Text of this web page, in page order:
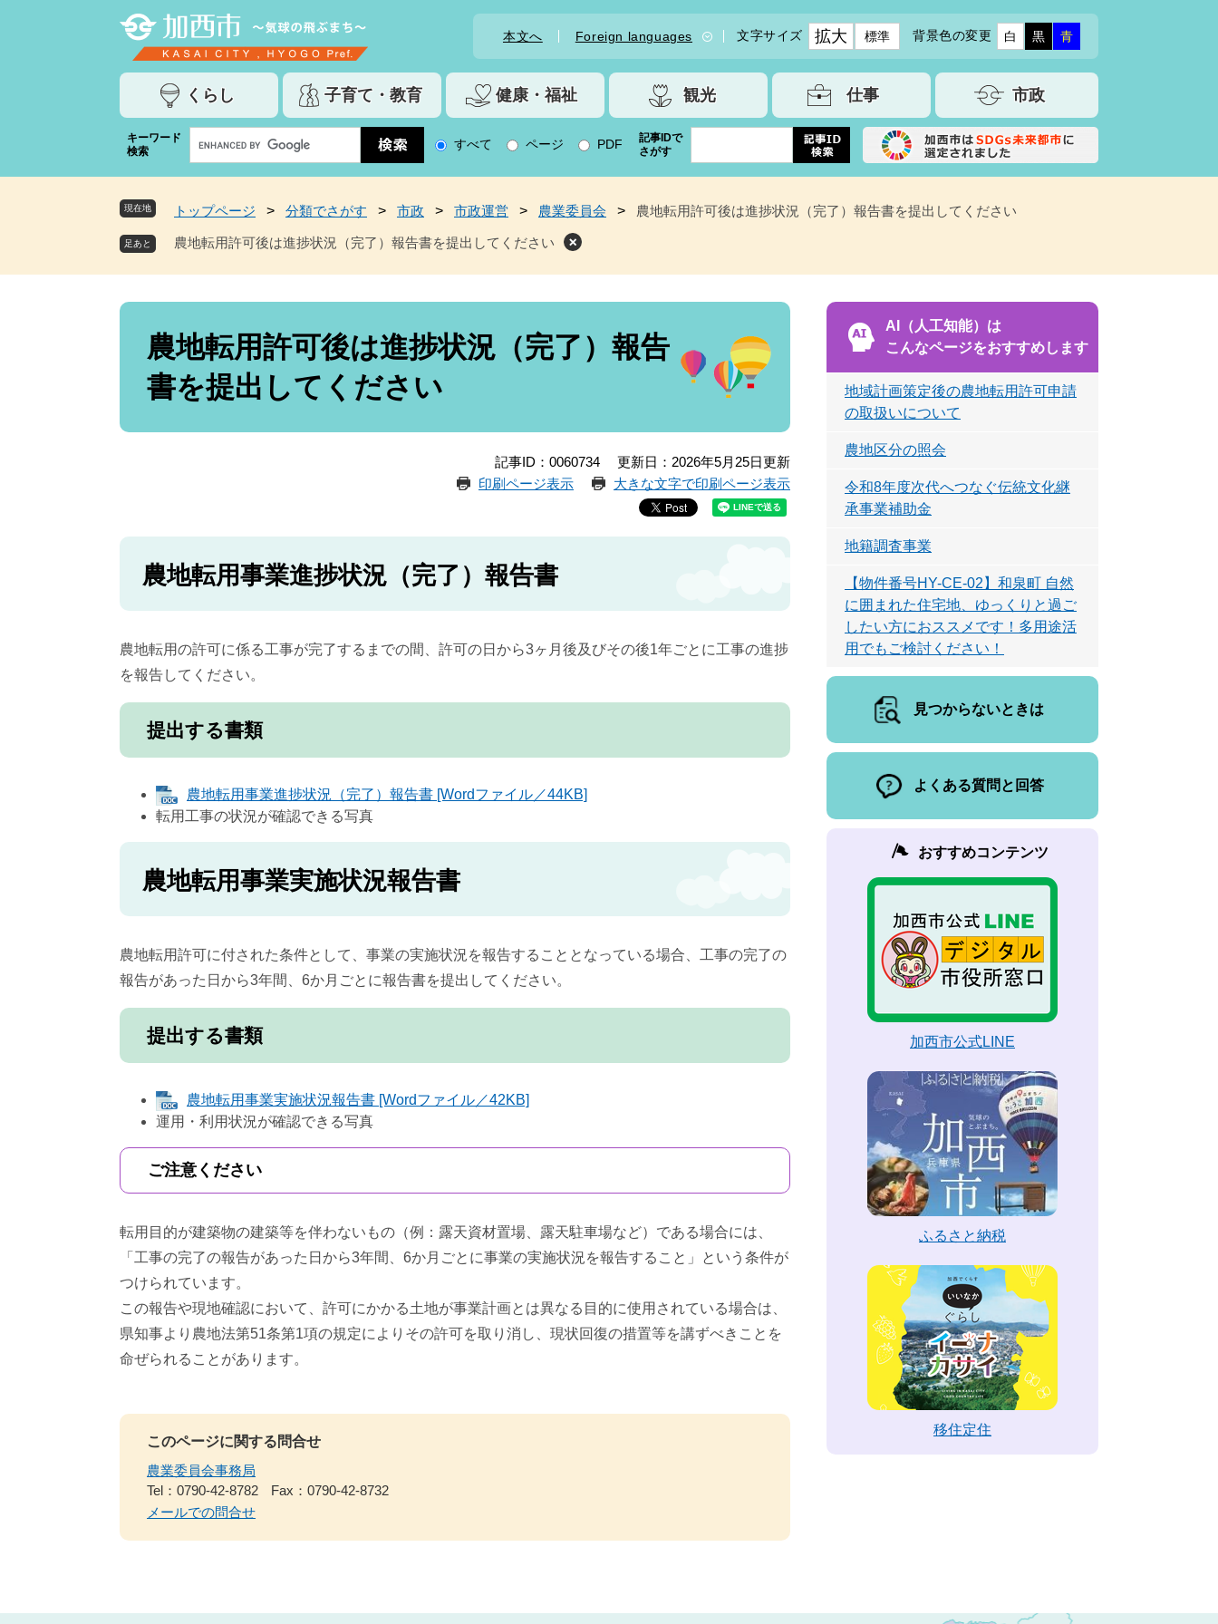
本文へ Foreign languages 文字サイズ 拡大 標準 背景色の変更 白 黒 青
くらし 子育て・教育 健康・福祉 観光 仕事 市政
キーワード
検索
o
l
カ
索
すべて ページ PDF
記事IDで
さがす
現在地 トップページ > 分類でさがす > 市政 > 市政運営 > 農業委員会 > 農地転用許可後は進捗状況（完了）報告書を提出してください
農地転用許可後は進捗状況（完了）報告書を提出してください
本
農地転用許可後は進捗状況（完了）報告
書を提出してください
記事ID：0060734
更新日：2026年5月25日更新
印刷ページ表示
大きな文字で印刷ページ表示
農地転用事業進捗状況（完了）報告書
農地転用の許可に係る工事が完了するまでの間、許可の日から3ヶ月後及びその後1年ごとに工事の進捗
を報告してください。
提出する書類
農地転用事業進捗状況（完了）報告書 [Wordファイル／44KB]
転用工事の状況が確認できる写真
農地転用事業実施状況報告書
農地転用許可に付された条件として、事業の実施状況を報告することとなっている場合、工事の完了の
報告があった日から3年間、6か月ごとに報告書を提出してください。
提出する書類
農地転用事業実施状況報告書 [Wordファイル／42KB]
運用・利用状況が確認できる写真
ご注意ください
転用目的が建築物の建築等を伴わないもの（例：露天資材置場、露天駐車場など）である場合には、
「工事の完了の報告があった日から3年間、6か月ごとに事業の実施状況を報告すること」という条件が
つけられています。
この報告や現地確認において、許可にかかる土地が事業計画とは異なる目的に使用されている場合は、
県知事より農地法第51条第1項の規定によりその許可を取り消し、現状回復の措置等を講ずべきことを
命ぜられることがあります。​
このページに関する問合せ
農業委員会事務局
Tel：0790-42-8782
Fax：0790-42-8732
メールでの問合せ
AI（人工知能）は
こんなページをおすすめします
地域計画策定後の農地転用許可申請
の取扱いについて
農地区分の照会
令和8年度次代へつなぐ伝統文化継
承事業補助金
地籍調査事業
【物件番号HY-CE-02】和泉町 自然
に囲まれた住宅地、ゆっくりと過ご
したい方におススメです！多用途活
用でもご検討ください！
見つからないときは
よくある質問と回答
おすすめコンテンツ
加西市公式LINE
ふるさと納税
移住定住